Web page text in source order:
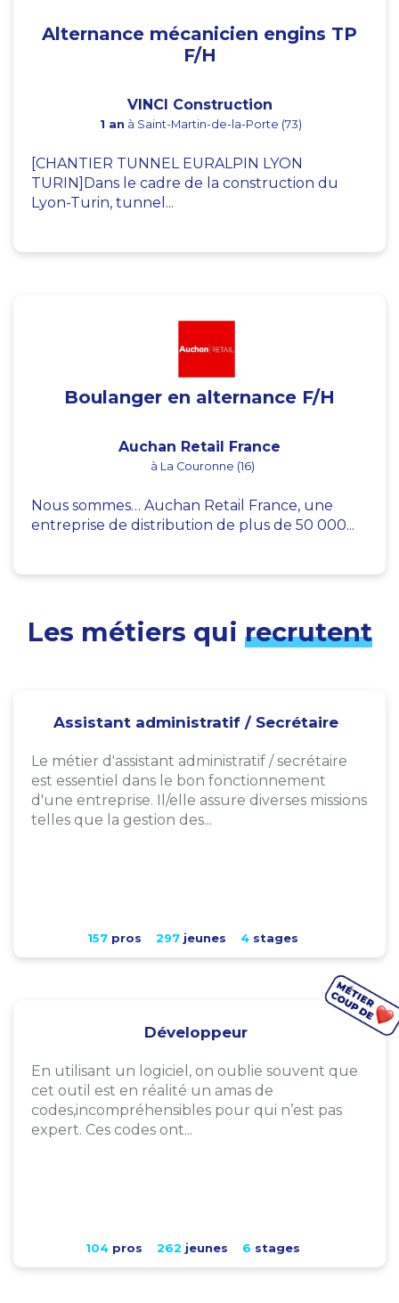
Alternance mécanicien engins TP
F/H
VINCI Construction
1 an à Saint-Martin-de-la-Porte (73)
[CHANTIER TUNNEL EURALPIN LYON
TURIN]Dans le cadre de la construction du
Lyon-Turin, tunnel...
Boulanger en alternance F/H
Auchan Retail France
à La Couronne (16)
Nous sommes… Auchan Retail France, une
entreprise de distribution de plus de 50 000...
Les métiers qui recrutent
Assistant administratif / Secrétaire
Le métier d'assistant administratif / secrétaire
est essentiel dans le bon fonctionnement
d'une entreprise. Il/elle assure diverses missions
telles que la gestion des...
157pros 297jeunes 4stages
Développeur
En utilisant un logiciel, on oublie souvent que
cet outil est en réalité un amas de
codes,incompréhensibles pour qui n’est pas
expert. Ces codes ont...
104pros 262 jeunes 6 stages